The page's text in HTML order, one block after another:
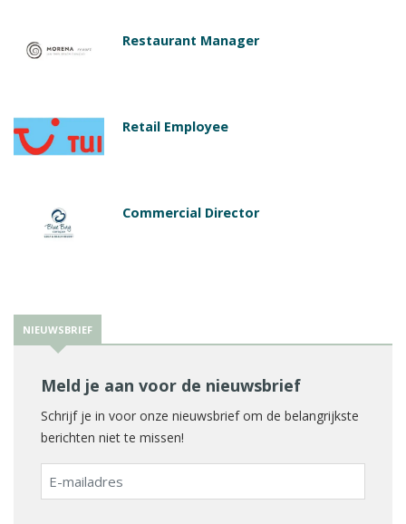
Restaurant Manager
Retail Employee
Commercial Director
NIEUWSBRIEF
Meld je aan voor de nieuwsbrief
Schrijf je in voor onze nieuwsbrief om de belangrijkste
berichten niet te missen!
E-
mailadres